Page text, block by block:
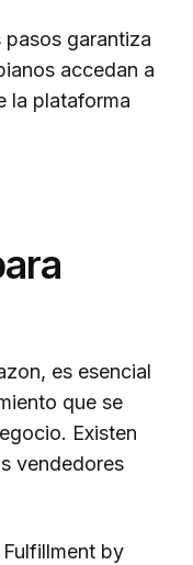
garantiza
accedan a
la plataforma
es esencial
que se
Existen
vendedores
by